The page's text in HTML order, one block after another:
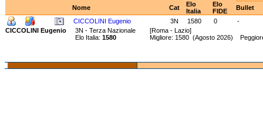
Nome Cat
Elo
Italia
Elo
FIDE
Bullet
CICCOLINI Eugenio
3N 1580 0
-
CICCOLINI Eugenio
3N - Terza Nazionale [Roma - Lazio]
Elo Italia: 1580 Migliore: 1580 (Agosto 2026)